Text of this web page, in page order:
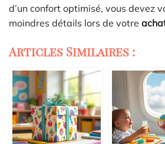
d’un confort optimisé, vous devez
moindres détails lors de votre
Articles Similaires :